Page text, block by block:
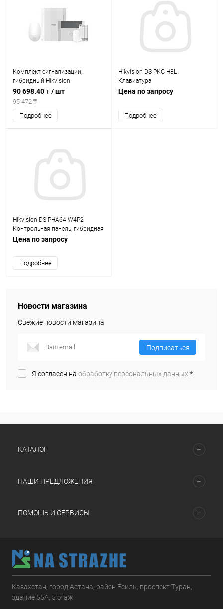
Комплект сигнализации,
гибридный Hikvision
HybridMidKit (DS-PHA64-Kit-WE)
90 698.40 ₸/ шт
95 472 ₸
Подробнее
Hikvision DS-PKG-H8L
Клавиатура
Цена по запросу
Подробнее
Hikvision DS-PHA64-W4P2
Контрольная панель, гибридная
Цена по запросу
Подробнее
Новости магазина
Свежие новости магазина
Подписаться
Я согласен на обработку персональных данных.*
КАТАЛОГ
НАШИ ПРЕДЛОЖЕНИЯ
ПОМОЩЬ И СЕРВИСЫ
Казахстан, город Астана, район Есиль, проспект Туран,
здание 55А, 5 этаж